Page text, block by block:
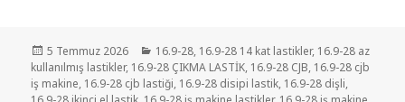
Yayın
tarihi
5 Temmuz 2026 Kategoriler
16.9-28, 16.9-28 14 kat lastikler, 16.9-28 az
kullanılmış lastikler, 16.9-28 ÇIKMA LASTİK, 16.9-28 CJB, 16.9-28 cjb
iş makine, 16.9-28 cjb lastiği, 16.9-28 disipi lastik, 16.9-28 dişli,